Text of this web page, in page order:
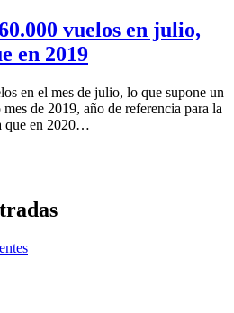
vuelos en julio,
en 2019
en el mes de julio, lo que supone un
de 2019, año de referencia para la
que en 2020…